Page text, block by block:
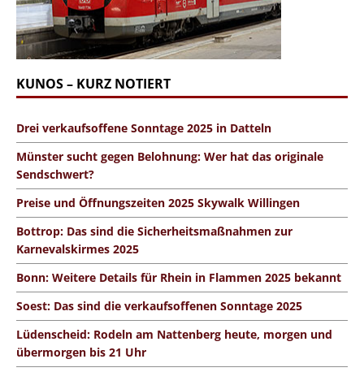
KUNOS – KURZ NOTIERT
Drei verkaufsoffene Sonntage 2025 in Datteln
Münster sucht gegen Belohnung: Wer hat das originale
Sendschwert?
Preise und Öffnungszeiten 2025 Skywalk Willingen
Bottrop: Das sind die Sicherheitsmaßnahmen zur
Karnevalskirmes 2025
Bonn: Weitere Details für Rhein in Flammen 2025 bekannt
Soest: Das sind die verkaufsoffenen Sonntage 2025
Lüdenscheid: Rodeln am Nattenberg heute, morgen und
übermorgen bis 21 Uhr